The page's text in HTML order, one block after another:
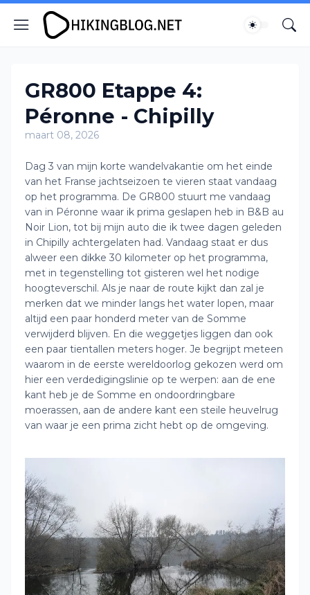
GR800 Etappe 4:
Péronne - Chipilly
maart 08, 2026
Dag 3 van mijn korte wandelvakantie om het einde
van het Franse jachtseizoen te vieren staat vandaag
op het programma. De GR800 stuurt me vandaag
van in Péronne waar ik prima geslapen heb in B&B au
Noir Lion, tot bij mijn auto die ik twee dagen geleden
in Chipilly achtergelaten had. Vandaag staat er dus
alweer een dikke 30 kilometer op het programma,
met in tegenstelling tot gisteren wel het nodige
hoogteverschil. Als je naar de route kijkt dan zal je
merken dat we minder langs het water lopen, maar
altijd een paar honderd meter van de Somme
verwijderd blijven. En die weggetjes liggen dan ook
een paar tientallen meters hoger. Je begrijpt meteen
waarom in de eerste wereldoorlog gekozen werd om
hier een verdedigingslinie op te werpen: aan de ene
kant heb je de Somme en ondoordringbare
moerassen, aan de andere kant een steile heuvelrug
van waar je een prima zicht hebt op de omgeving.